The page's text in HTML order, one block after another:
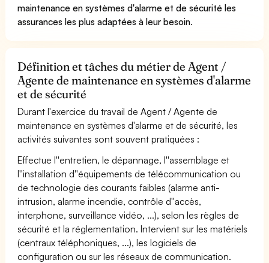
maintenance en systèmes d'alarme et de sécurité les
assurances les plus adaptées à leur besoin.
Définition et tâches du métier de Agent /
Agente de maintenance en systèmes d'alarme
et de sécurité
Durant l'exercice du travail de Agent / Agente de
maintenance en systèmes d'alarme et de sécurité, les
activités suivantes sont souvent pratiquées :
Effectue l''entretien, le dépannage, l''assemblage et
l''installation d''équipements de télécommunication ou
de technologie des courants faibles (alarme anti-
intrusion, alarme incendie, contrôle d''accès,
interphone, surveillance vidéo, ...), selon les règles de
sécurité et la réglementation. Intervient sur les matériels
(centraux téléphoniques, ...), les logiciels de
configuration ou sur les réseaux de communication.